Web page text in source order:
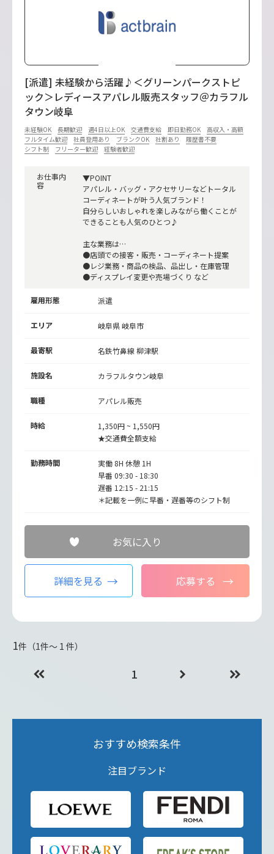
[派遣] 未経験から活躍♪＜グリーンパークストピ
ック＞レディースアパレル販売スタッフ＠カラフル
タウン岐阜
未経験OK 長期歓迎 週4日以上OK 交通費支給 即日勤務OK
高収入・高額
フルタイム歓迎
社員登用あり ブランクOK 社割あり
履歴書不要
シフト制
フリーター歓迎 経験者歓迎
お仕事内
容
▼POINT
アパレル・バッグ・アクセサリーなどトータル
コーディネートが叶う人気ブランド！
自分らしいおしゃれを楽しみながら働くことが
できることも人気のひとつ♪
主な業務は…
●店頭での接客・販売・コーディネート提案
●レジ業務・商品の検品、品出し・在庫管理
●ディスプレイ変更や売場づくり など
雇用形態 派遣
エリア 岐阜県 岐阜市
最寄駅 名鉄竹鼻線柳津駅
施設名 カラフルタウン岐阜
職種 アパレル販売
時給
1,350円 ~ 1,550円
★交通費全額支給
勤務時間
実働 8H 休憩 1H
早番 09:30 - 18:30
遅番 12:15 - 21:15
＊記載を一例に早番・遅番等のシフト制
お気に入り
詳細を見る 応募する
1件（1件〜 1 件）
1
おすすめ検索条件
注目ブランド